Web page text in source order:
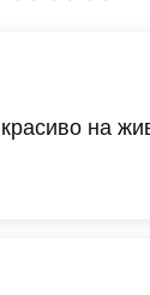
на